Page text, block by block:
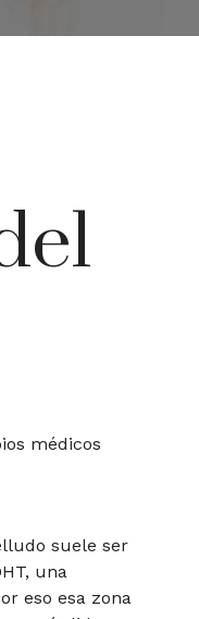
médicos
suele ser
una
eso esa zona